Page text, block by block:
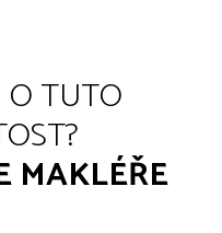
O TUTO
MAKLÉŘE